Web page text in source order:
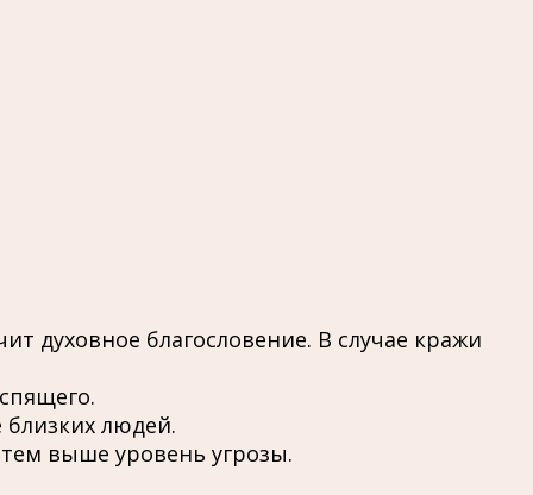
духовное благословение. В случае кражи
людей.
выше уровень угрозы.